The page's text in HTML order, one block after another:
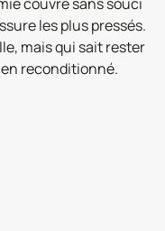
les plus pressés.
mais qui sait rester
reconditionné.